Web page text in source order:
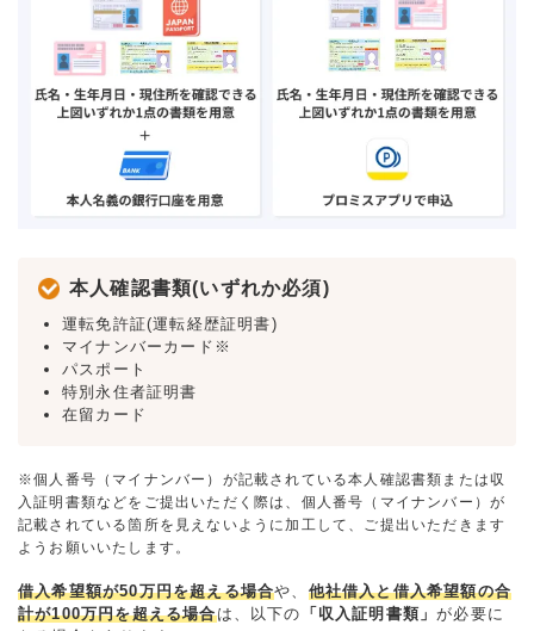
本人確認書類(いずれか必須)
運転免許証(運転経歴証明書)
マイナンバーカード※
パスポート
特別永住者証明書
在留カード
※個人番号（マイナンバー）が記載されている本人確認書類または収
入証明書類などをご提出いただく際は、個人番号（マイナンバー）が
記載されている箇所を見えないように加工して、ご提出いただきます
ようお願いいたします。
借入希望額が50万円を超える場合や、 他社借入と借入希望額の合
計が100万円を超える場合は、以下の 「収入証明書類」が必要に